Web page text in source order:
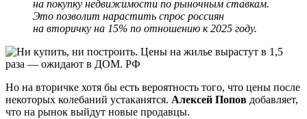
на покупку недвижимости по рыночным ставкам.
Это позволит нарастить спрос россиян
на вторичку на 15% по отношению к 2025 году.
Но на вторичке хотя бы есть вероятность того, что цены после
некоторых колебаний устаканятся. Алексей Попов добавляет,
что на рынок выйдут новые продавцы.